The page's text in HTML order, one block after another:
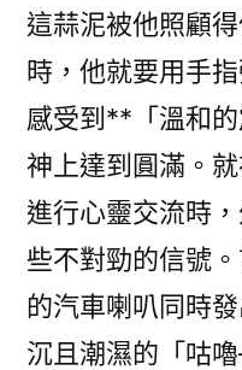
這蒜泥被他照顧
時，他就要用手
感受到**「溫和
神上達到圓滿。
進行心靈交流時
些不對勁的信號
的汽車喇叭同時
沉且潮濕的「